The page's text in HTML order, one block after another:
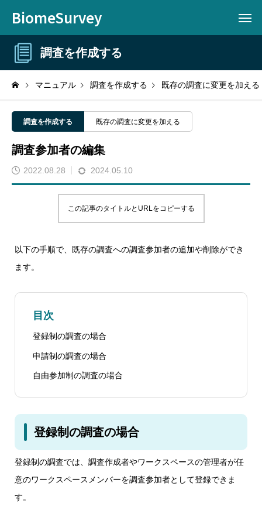
BiomeSurvey
調査を作成する
マニュアル 調査を作成する 既存の調査に変更を加える
調査を作成する 既存の調査に変更を加える
調査参加者の編集
2022.08.28 2024.05.10
この記事のタイトルとURLをコピーする
以下の手順で、既存の調査への調査参加者の追加や削除ができ
ます。
目次
登録制の調査の場合
申請制の調査の場合
自由参加制の調査の場合
登録制の調査の場合
登録制の調査では、調査作成者やワークスペースの管理者が任
意のワークスペースメンバーを調査参加者として登録できま
す。